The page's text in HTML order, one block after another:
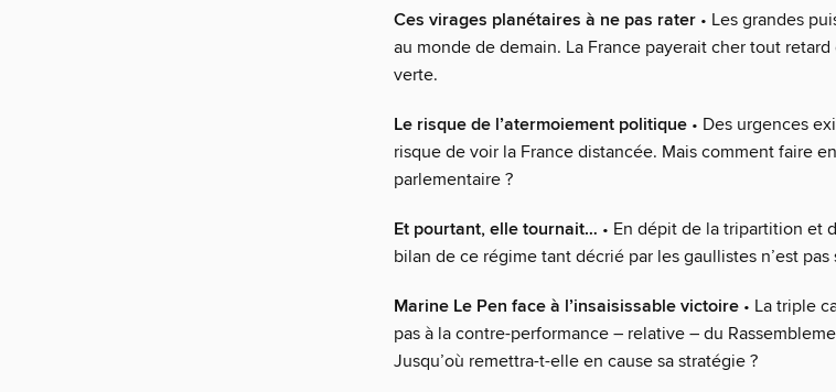
Ces virages planétaires à ne pas rater • Les grandes
au monde de demain. La France payerait cher tout
verte.
Le risque de l’atermoiement politique • Des urgences
risque de voir la France distancée. Mais comment faire
parlementaire ?
Et pourtant, elle tournait… • En dépit de la tripartition et
bilan de ce régime tant décrié par les gaullistes n’est pas
Marine Le Pen face à l’insaisissable victoire • La triple
pas à la contre-performance – relative – du
Jusqu’où remettra-t-elle en cause sa stratégie ?